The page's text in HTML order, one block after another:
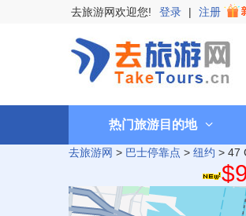
去旅游网欢迎您! 登录 | 注册
热门旅游目的地
去旅游网 > 巴士停靠点 > 纽约 > 47